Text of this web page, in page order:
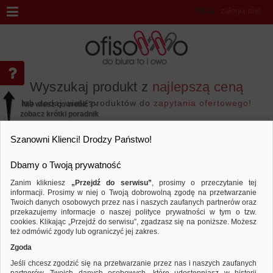
Wyszukaj produkt z najlepszą ceną
lub dodaj wiele produktów do zapytania ofertowego!
Witaj ,
Marka LIPTON
Porównaj Sortuj według
Nie wiesz co zrobić? -
zobacz krótki poradnik
Szanowni Klienci! Drodzy Państwo!
Dbamy o Twoją prywatność
Zanim klikniesz „Przejdź do serwisu”, prosimy o przeczytanie tej
informacji. Prosimy w niej o Twoją dobrowolną zgodę na przetwarzanie
Twoich danych osobowych przez nas i naszych zaufanych partnerów oraz
przekazujemy informacje o naszej polityce prywatności w tym o tzw.
cookies. Klikając „Przejdź do serwisu”, zgadzasz się na poniższe. Możesz
też odmówić zgody lub ograniczyć jej zakres.
Zgoda
Jeśli chcesz zgodzić się na przetwarzanie przez nas i naszych zaufanych